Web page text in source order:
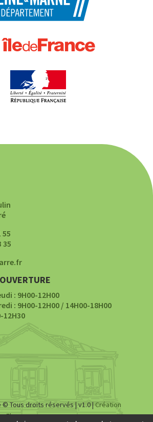
55
35
: 9H00-12H00
: 9H00-12H00 / 14H00-18H00
12H30
© Tous droits réservés | v1.0 | Création
Fluence